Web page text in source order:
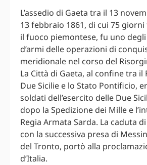
L’assedio di Gaeta tra il 13
13 febbraio 1861, di cui 75
il fuoco piemontese, fu uno
d’armi delle operazioni di
meridionale nel corso del
La Città di Gaeta, al confine tra il
Due Sicilie e lo Stato Pontificio,
soldati dell’esercito delle Due
dopo la Spedizione dei Mille e
Regia Armata Sarda. La caduta
con la successiva presa di
del Tronto, portò alla
d’Italia.